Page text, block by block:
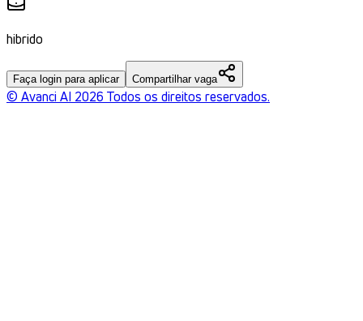
hibrido
Faça login para aplicar Compartilhar vaga
© Avanci AI 2026 Todos os direitos reservados.